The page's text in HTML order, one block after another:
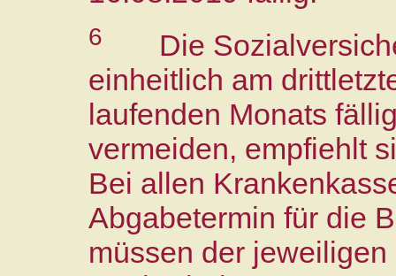
6 Die
einheitlich am
laufenden Monats
vermeiden, empfiehlt
Bei allen
Abgabetermin für die
müssen der